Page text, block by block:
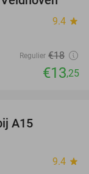
26%
9.4 star
Regulier €18
€13,25
A15
9.4 star